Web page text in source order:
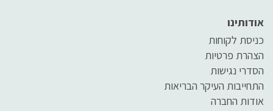
אודותינו
כניסת לקוחות
הצהרת פרטיות
הסדרי נגישות
התחייבות העיקר הבריאות
אודות החברה